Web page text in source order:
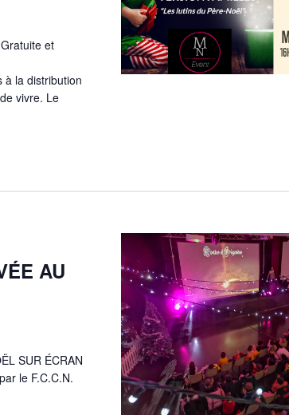
et
à la distribution
vivre. Le
AU
SUR ÉCRAN
le F.C.C.N.